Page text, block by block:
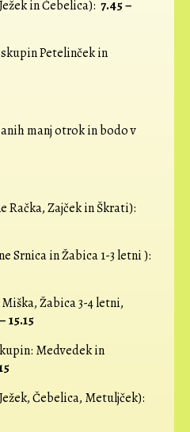
in Čebelica): 7.45 –
Petelinček in
manj otrok in bodo v
Račka, Zajček in Škrati):
Srnica in Žabica 1-3 letni ):
Žabica 3-4 letni,
15.15
Medvedek in
Čebelica, Metuljček):